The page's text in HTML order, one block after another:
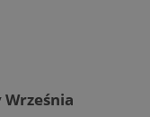
Września